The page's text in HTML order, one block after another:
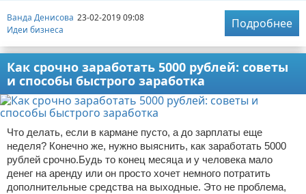
Ванда Денисова 23-02-2019 09:08
Идеи бизнеса
Подробнее
Как срочно заработать 5000 рублей: советы
и способы быстрого заработка
Что делать, если в кармане пусто, а до зарплаты еще
неделя? Конечно же, нужно выяснить, как заработать 5000
рублей срочно.Будь то конец месяца и у человека мало
денег на аренду или он просто хочет немного потратить
дополнительные средства на выходные. Это не проблема,